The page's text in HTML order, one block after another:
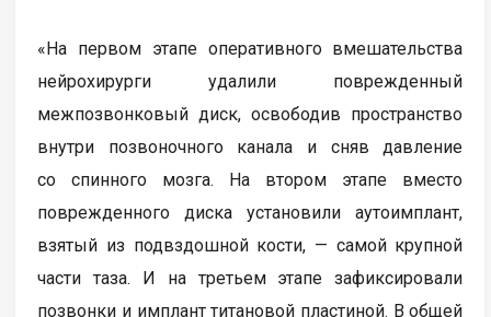
«На первом этапе оперативного вмешательства
нейрохирурги удалили поврежденный
межпозвонковый диск, освободив пространство
внутри позвоночного канала и сняв давление
со спинного мозга. На втором этапе вместо
поврежденного диска установили аутоимплант,
взятый из подвздошной кости, — самой крупной
части таза. И на третьем этапе зафиксировали
позвонки и имплант титановой пластиной. В общей